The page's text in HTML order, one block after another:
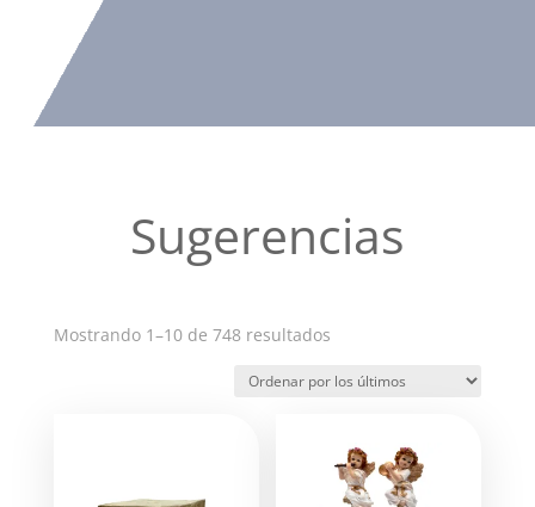
Sugerencias
Mostrando 1–10 de 748 resultadosOrdenado
los